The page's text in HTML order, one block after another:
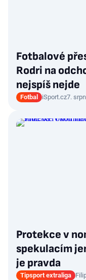
Fotbalové
Rodri na
nejspíš nejde
Fotbal iSport.cz7.
Protekce v
spekulacím
je pravda
Tipsport extraliga